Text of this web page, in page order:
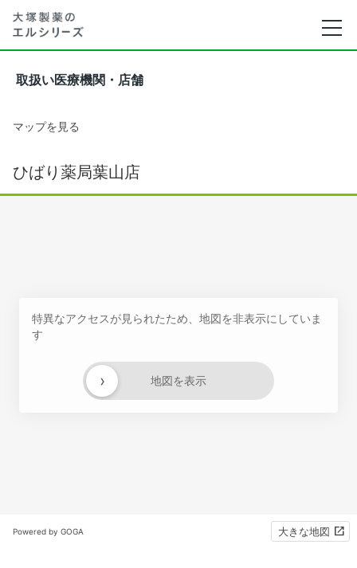
取扱い医療機関・店舗
マップを見る
ひばり薬局葉山店
特異なアクセスが見られたため、地図を非表示にしていま
す
地図を表示
›
Powered by GOGA 大きな地図